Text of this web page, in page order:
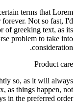
terms that Lorem
Not so fast, I'd
of greeking text, as its
problem to take into
consideration.
Product care
so, as it will always
as things happen, not
in the preferred order.